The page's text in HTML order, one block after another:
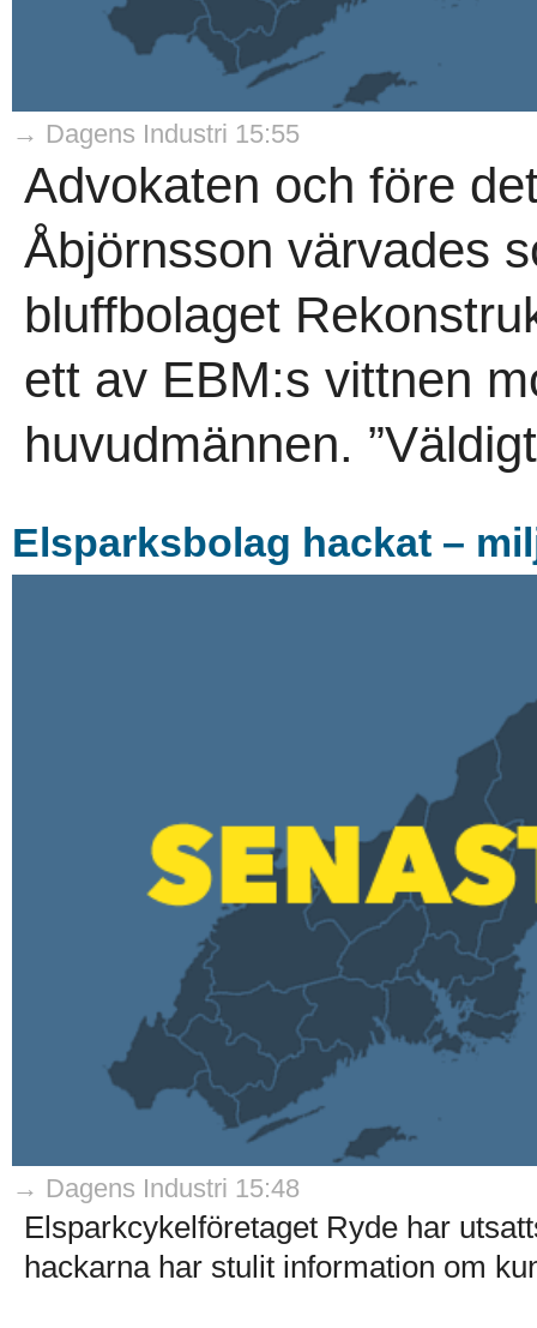
→ Dagens Industri 15:55
Advokaten och före
Åbjörnsson värvades
bluffbolaget
ett av EBM:s vittnen
huvudmännen.
Elsparksbolag hackat –
→ Dagens Industri 15:48
Elsparkcykelföretaget Ryde har
hackarna har stulit information om